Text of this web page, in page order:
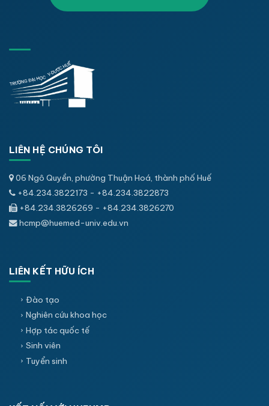
LIÊN HỆ CHÚNG TÔI
06 Ngô Quyền, phường Thuận Hoá, thành phố Huế
+84.234.3822173 - +84.234.3822873
+84.234.3826269 - +84.234.3826270
hcmp@huemed-univ.edu.vn
LIÊN KẾT HỮU ÍCH
Đào tạo
Nghiên cứu khoa học
Hợp tác quốc tế
Sinh viên
Tuyển sinh